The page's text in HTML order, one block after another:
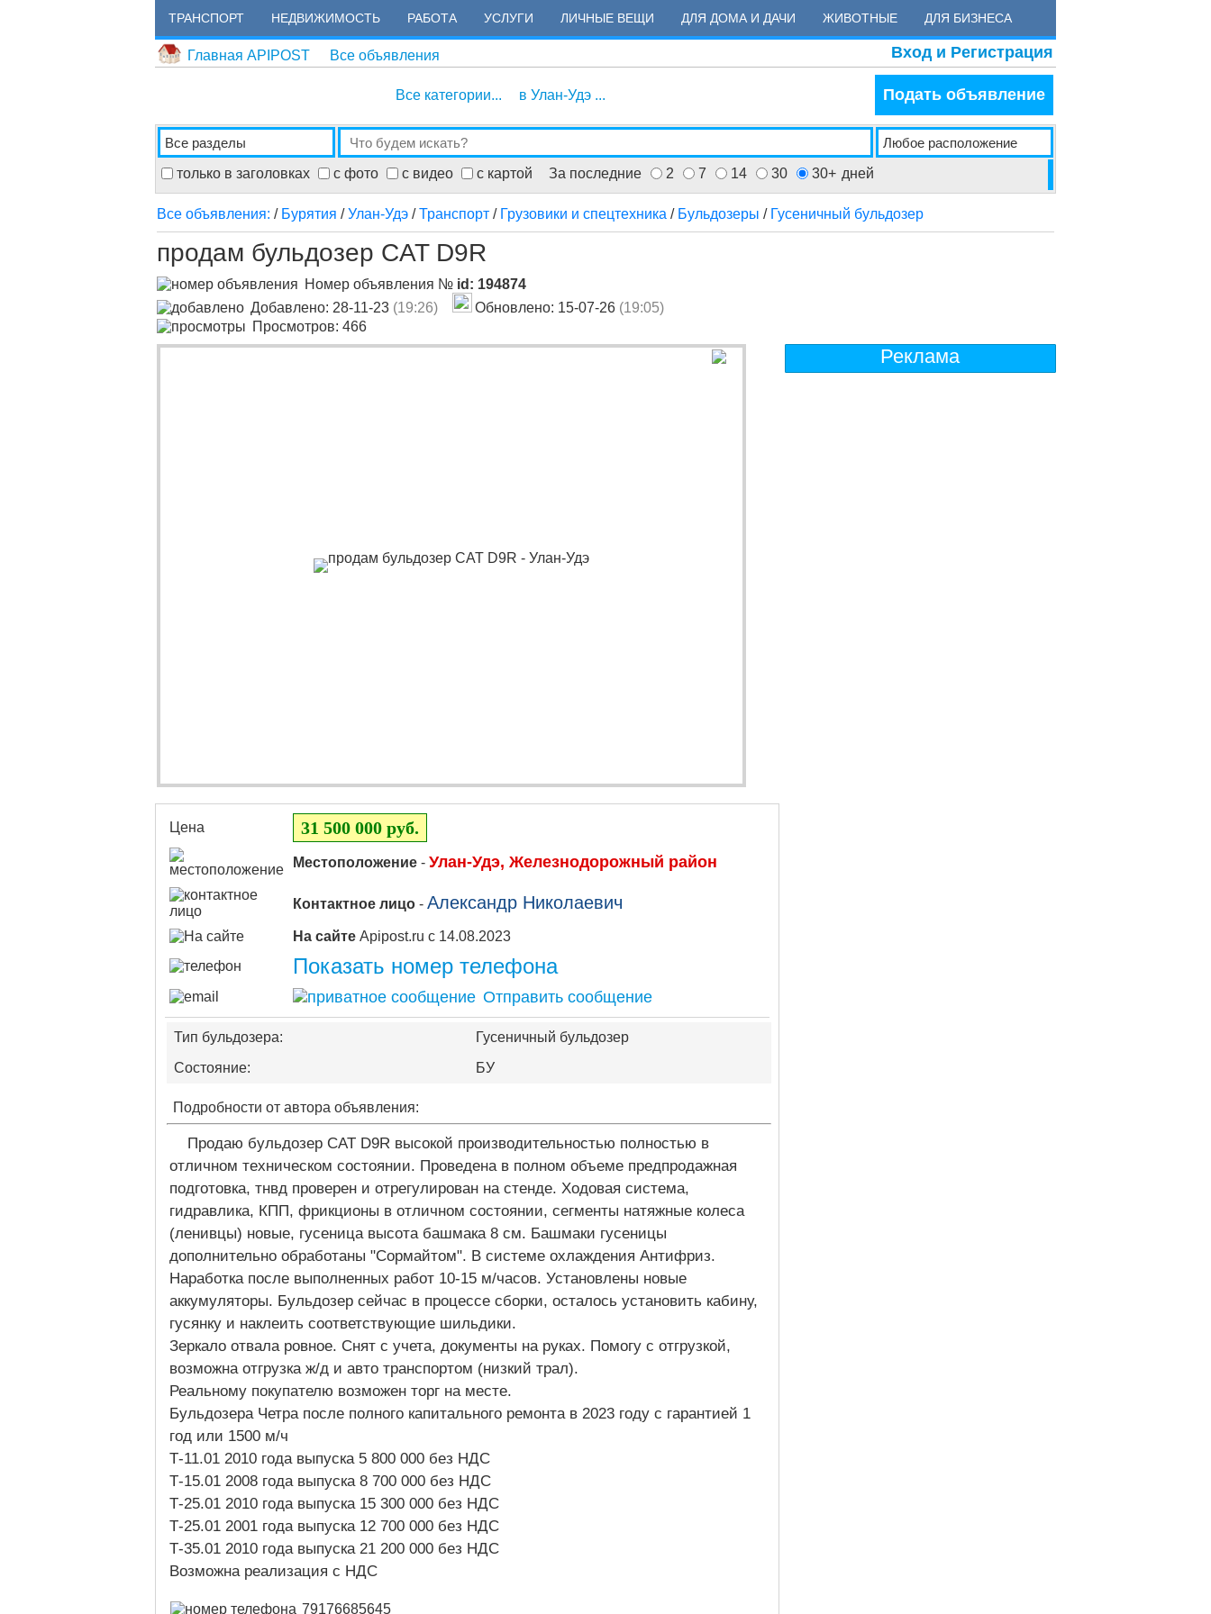
ТРАНСПОРТ НЕДВИЖИМОСТЬ РАБОТА УСЛУГИ ЛИЧНЫЕ ВЕЩИ ДЛЯ ДОМА И ДАЧИ ЖИВОТНЫЕ ДЛЯ БИЗНЕСА
Главная APIPOST Все объявления Вход и Регистрация
Все категории... в Улан-Удэ ... Подать объявление
только в заголовках с фото с видео с картой За последние 2 7 14 30 30+ дней
Все объявления: / Бурятия /Улан-Удэ /Транспорт / Грузовики и спецтехника / Бульдозеры / Гусеничный бульдозер
продам бульдозер CAT D9R
Номер объявления № id: 194874
Добавлено: 28-11-23 (19:26) Обновлено: 15-07-26 (19:05)
Просмотров: 466
Цена 31 500 000 руб.
Местоположение - Улан-Удэ, Железнодорожный район
Контактное лицо - Александр Николаевич
На сайте Apipost.ru с 14.08.2023
Показать номер телефона
Отправить сообщение
Тип бульдозера:
Гусеничный бульдозер
Состояние:
БУ
Подробности от автора объявления:
Продаю бульдозер CAT D9R высокой производительностью полностью в
отличном техническом состоянии. Проведена в полном объеме предпродажная
подготовка, тнвд проверен и отрегулирован на стенде. Ходовая система,
гидравлика, КПП, фрикционы в отличном состоянии, сегменты натяжные колеса
(ленивцы) новые, гусеница высота башмака 8 см. Башмаки гусеницы
дополнительно обработаны "Сормайтом". В системе охлаждения Антифриз.
Наработка после выполненных работ 10-15 м/часов. Установлены новые
аккумуляторы. Бульдозер сейчас в процессе сборки, осталось установить кабину,
гусянку и наклеить соответствующие шильдики.
Зеркало отвала ровное. Снят с учета, документы на руках. Помогу с отгрузкой,
возможна отгрузка ж/д и авто транспортом (низкий трал).
Реальному покупателю возможен торг на месте.
Бульдозера Четра после полного капитального ремонта в 2023 году с гарантией 1
год или 1500 м/ч
Т-11.01 2010 года выпуска 5 800 000 без НДС
Т-15.01 2008 года выпуска 8 700 000 без НДС
Т-25.01 2010 года выпуска 15 300 000 без НДС
Т-25.01 2001 года выпуска 12 700 000 без НДС
Т-35.01 2010 года выпуска 21 200 000 без НДС
Возможна реализация с НДС
79176685645
Реклама